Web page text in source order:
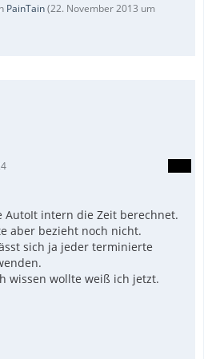
PainTain(22. November 2013 um
intern die Zeit berechnet.
aber bezieht noch nicht.
sich ja jeder terminierte
wissen wollte weiß ich jetzt.